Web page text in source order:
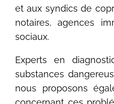
et aux syndics de
notaires, agences
sociaux.
Experts en
substances
nous proposons